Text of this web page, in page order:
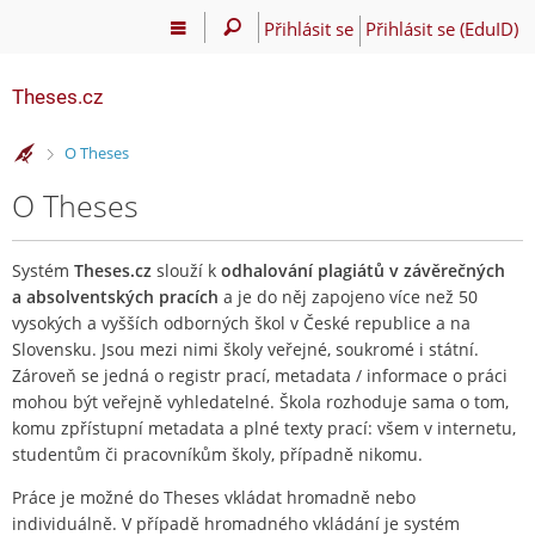
Přihlásit se Přihlásit se (EduID)
Theses.cz
>
O Theses
O Theses
Systém Theses.cz slouží k odhalování plagiátů v závěrečných
a absolventských pracích a je do něj zapojeno více než 50
vysokých a vyšších odborných škol v České republice a na
Slovensku. Jsou mezi nimi školy veřejné, soukromé i státní.
Zároveň se jedná o registr prací, metadata / informace o práci
mohou být veřejně vyhledatelné. Škola rozhoduje sama o tom,
komu zpřístupní metadata a plné texty prací: všem v internetu,
studentům či pracovníkům školy, případně nikomu.
Práce je možné do Theses vkládat hromadně nebo
individuálně. V případě hromadného vkládání je systém